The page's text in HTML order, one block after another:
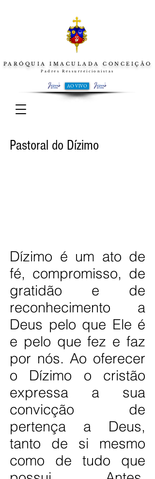
AO VIVO
PARÓQUIA IMACULADA CONCEIÇÃO
Padres Ressurreicionistas
Pastoral do Dízimo
Dízimo é um ato de
fé, compromisso, de
gratidão e de
reconhecimento a
Deus pelo que Ele é
e pelo que fez e faz
por nós. Ao oferecer
o Dízimo o cristão
expressa a sua
convicção de
pertença a Deus,
tanto de si mesmo
como de tudo que